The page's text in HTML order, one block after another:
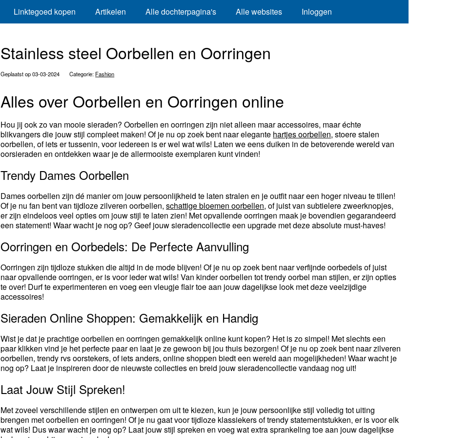
Linktegoed kopen Artikelen Alle dochterpagina's Alle websites Inloggen
Stainless steel Oorbellen en Oorringen
Geplaatst op 03-03-2024 Categorie: Fashion
Alles over Oorbellen en Oorringen online
Hou jij ook zo van mooie sieraden? Oorbellen en oorringen zijn niet alleen maar accessoires, maar échte
blikvangers die jouw stijl compleet maken! Of je nu op zoek bent naar elegante hartjes oorbellen, stoere stalen
oorbellen, of iets er tussenin, voor iedereen is er wel wat wils! Laten we eens duiken in de betoverende wereld van
oorsieraden en ontdekken waar je de allermooiste exemplaren kunt vinden!
Trendy Dames Oorbellen
Dames oorbellen zijn dé manier om jouw persoonlijkheid te laten stralen en je outfit naar een hoger niveau te tillen!
Of je nu fan bent van tijdloze zilveren oorbellen,schattige bloemen oorbellen, of juist van subtielere zweerknopjes,
er zijn eindeloos veel opties om jouw stijl te laten zien! Met opvallende oorringen maak je bovendien gegarandeerd
een statement! Waar wacht je nog op? Geef jouw sieradencollectie een upgrade met deze absolute must-haves!
Oorringen en Oorbedels: De Perfecte Aanvulling
Oorringen zijn tijdloze stukken die altijd in de mode blijven! Of je nu op zoek bent naar verfijnde oorbedels of juist
naar opvallende oorringen, er is voor ieder wat wils! Van kinder oorbellen tot trendy oorbel man stijlen, er zijn opties
te over! Durf te experimenteren en voeg een vleugje flair toe aan jouw dagelijkse look met deze veelzijdige
accessoires!
Sieraden Online Shoppen: Gemakkelijk en Handig
Wist je dat je prachtige oorbellen en oorringen gemakkelijk online kunt kopen? Het is zo simpel! Met slechts een
paar klikken vind je het perfecte paar en laat je ze gewoon bij jou thuis bezorgen! Of je nu op zoek bent naar zilveren
oorbellen, trendy rvs oorstekers, of iets anders, online shoppen biedt een wereld aan mogelijkheden! Waar wacht je
nog op? Laat je inspireren door de nieuwste collecties en breid jouw sieradencollectie vandaag nog uit!
Laat Jouw Stijl Spreken!
Met zoveel verschillende stijlen en ontwerpen om uit te kiezen, kun je jouw persoonlijke stijl volledig tot uiting
brengen met oorbellen en oorringen! Of je nu gaat voor tijdloze klassiekers of trendy statementstukken, er is voor elk
wat wils! Dus waar wacht je nog op? Laat jouw stijl spreken en voeg wat extra sprankeling toe aan jouw dagelijkse